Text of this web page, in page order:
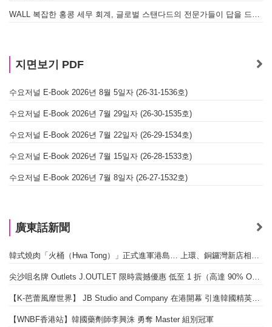
WALL 복잡한 홍콩 세무 회계, 글로벌 스탠다드의 전문가들이 답을 드립니다! - 법인설립, 회계, 감사
지면보기 PDF
수요저널 E-Book 2026년 8월 5일자 (26-31-1536호)
수요저널 E-Book 2026년 7월 29일자 (26-30-1535호)
수요저널 E-Book 2026년 7월 22일자 (26-29-1534호)
수요저널 E-Book 2026년 7월 15일자 (26-28-1533호)
수요저널 E-Book 2026년 7월 8일자 (26-27-1532호)
廣東話新聞
韓式燒肉「火桶（Hwa Tong）」正式進軍港島… 上環、銅鑼灣新店相繼開幕
尖沙咀名牌 Outlets J.OUTLET 限時震撼優惠 低至 1 折（高達 90% OFF）
【K-芭蕾風靡世界】 JB Studio and Company 在港開幕 引進韓國精英芭蕾教育系統
【WNBF香港站】韓國藥劑師李興洙 勇奪 Master 組別冠軍